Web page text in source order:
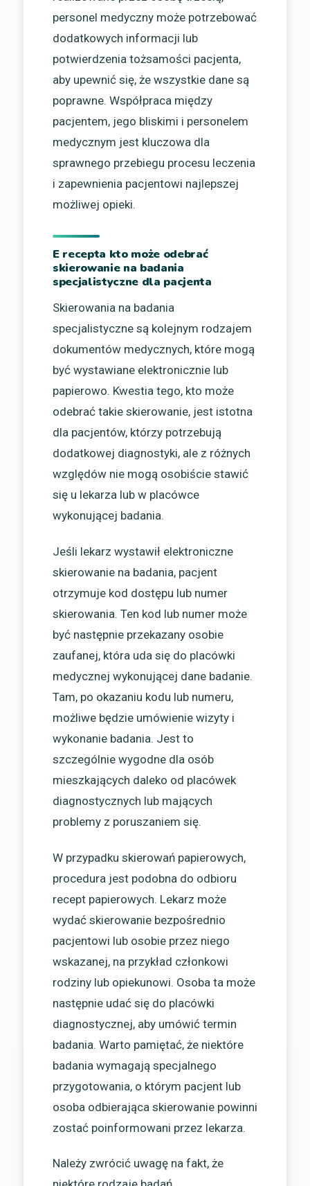
personel medyczny może potrzebować
dodatkowych informacji lub
potwierdzenia tożsamości pacjenta,
aby upewnić się, że wszystkie dane są
poprawne. Współpraca między
pacjentem, jego bliskimi i personelem
medycznym jest kluczowa dla
sprawnego przebiegu procesu leczenia
i zapewnienia pacjentowi najlepszej
możliwej opieki.
E recepta kto może odebrać
skierowanie na badania
specjalistyczne dla pacjenta
Skierowania na badania
specjalistyczne są kolejnym rodzajem
dokumentów medycznych, które mogą
być wystawiane elektronicznie lub
papierowo. Kwestia tego, kto może
odebrać takie skierowanie, jest istotna
dla pacjentów, którzy potrzebują
dodatkowej diagnostyki, ale z różnych
względów nie mogą osobiście stawić
się u lekarza lub w placówce
wykonującej badania.
Jeśli lekarz wystawił elektroniczne
skierowanie na badania, pacjent
otrzymuje kod dostępu lub numer
skierowania. Ten kod lub numer może
być następnie przekazany osobie
zaufanej, która uda się do placówki
medycznej wykonującej dane badanie.
Tam, po okazaniu kodu lub numeru,
możliwe będzie umówienie wizyty i
wykonanie badania. Jest to
szczególnie wygodne dla osób
mieszkających daleko od placówek
diagnostycznych lub mających
problemy z poruszaniem się.
W przypadku skierowań papierowych,
procedura jest podobna do odbioru
recept papierowych. Lekarz może
wydać skierowanie bezpośrednio
pacjentowi lub osobie przez niego
wskazanej, na przykład członkowi
rodziny lub opiekunowi. Osoba ta może
następnie udać się do placówki
diagnostycznej, aby umówić termin
badania. Warto pamiętać, że niektóre
badania wymagają specjalnego
przygotowania, o którym pacjent lub
osoba odbierająca skierowanie powinni
zostać poinformowani przez lekarza.
Należy zwrócić uwagę na fakt, że